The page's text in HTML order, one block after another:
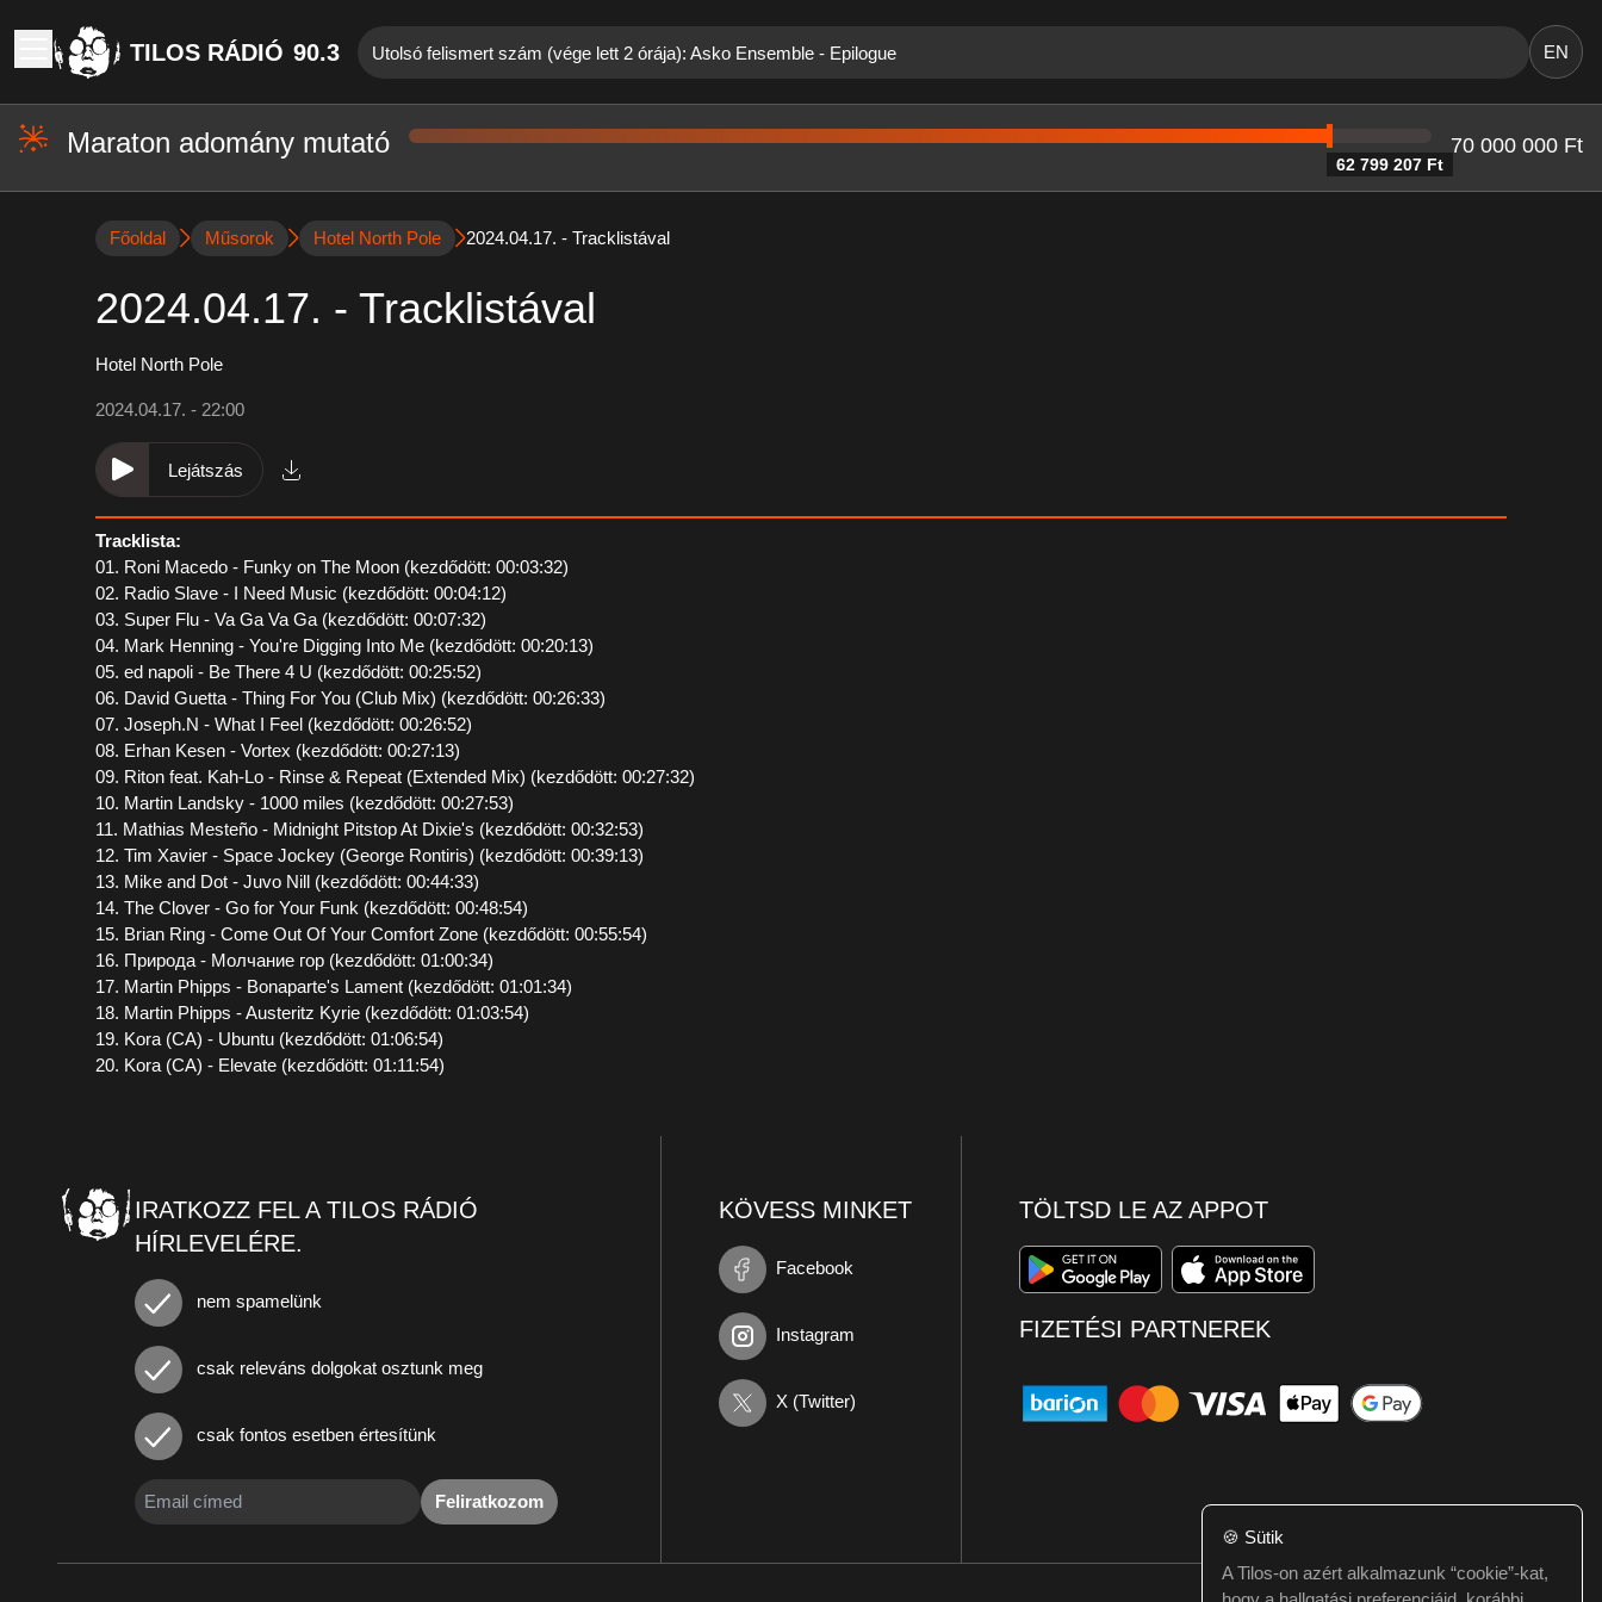
TILOS RÁDIÓ 90.3 Utolsó felismert szám (vége lett 2 órája): Asko Ensemble - Epilogue EN
Maraton adomány mutató
62 799 207 Ft
70 000 000 Ft
Főoldal Műsorok Hotel North Pole 2024.04.17. - Tracklistával
2024.04.17. - Tracklistával
Hotel North Pole
2024.04.17. - 22:00
Lejátszás
Tracklista:
01. Roni Macedo - Funky on The Moon (kezdődött: 00:03:32)
02. Radio Slave - I Need Music (kezdődött: 00:04:12)
03. Super Flu - Va Ga Va Ga (kezdődött: 00:07:32)
04. Mark Henning - You're Digging Into Me (kezdődött: 00:20:13)
05. ed napoli - Be There 4 U (kezdődött: 00:25:52)
06. David Guetta - Thing For You (Club Mix) (kezdődött: 00:26:33)
07. Joseph.N - What I Feel (kezdődött: 00:26:52)
08. Erhan Kesen - Vortex (kezdődött: 00:27:13)
09. Riton feat. Kah-Lo - Rinse & Repeat (Extended Mix) (kezdődött: 00:27:32)
10. Martin Landsky - 1000 miles (kezdődött: 00:27:53)
11. Mathias Mesteño - Midnight Pitstop At Dixie's (kezdődött: 00:32:53)
12. Tim Xavier - Space Jockey (George Rontiris) (kezdődött: 00:39:13)
13. Mike and Dot - Juvo Nill (kezdődött: 00:44:33)
14. The Clover - Go for Your Funk (kezdődött: 00:48:54)
15. Brian Ring - Come Out Of Your Comfort Zone (kezdődött: 00:55:54)
16. Природа - Молчание гор (kezdődött: 01:00:34)
17. Martin Phipps - Bonaparte's Lament (kezdődött: 01:01:34)
18. Martin Phipps - Austeritz Kyrie (kezdődött: 01:03:54)
19. Kora (CA) - Ubuntu (kezdődött: 01:06:54)
20. Kora (CA) - Elevate (kezdődött: 01:11:54)
IRATKOZZ FEL A TILOS RÁDIÓ
HÍRLEVELÉRE.
nem spamelünk
csak releváns dolgokat osztunk meg
csak fontos esetben értesítünk
Feliratkozom
KÖVESS MINKET
Facebook
Instagram
X (Twitter)
TÖLTSD LE AZ APPOT
FIZETÉSI PARTNEREK
🍪 Sütik
A Tilos-on azért alkalmazunk “cookie”-kat,